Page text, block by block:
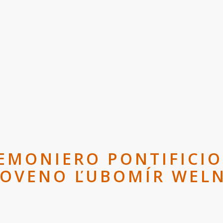
ĽUBOMÍR